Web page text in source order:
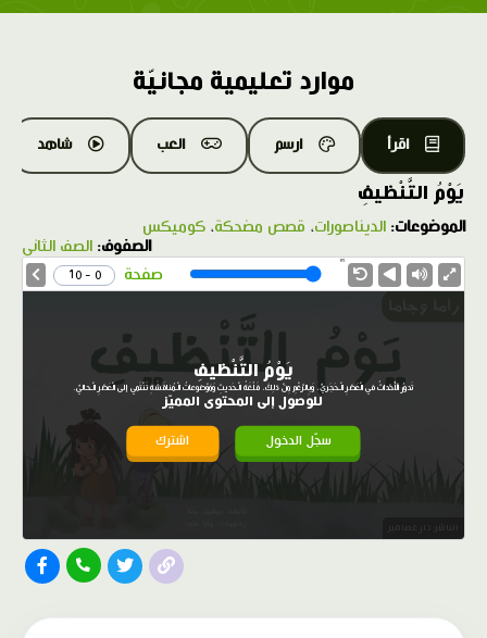
موارد تعليمية مجانيّة
اقرأ ارسم العب شاهد
يَوْمُ التَّنْظيفِ
الموضوعات: الديناصورات، قصص مضحكة، كوميكس
الصفوف: الصف الثاني
صفحة 0 - 10
يَوْمُ التَّنْظيفِ
تَدورُ الْأَحْداثُ في الْعَصْرِ الْـحَجَريِّ، وَبِالرَّغْمِ مِنْ ذلِكَ، فَلُغَةُ الْـحَديثِ وَمَوْضوعاتُ الْـمُناقَشَةِ تَنْتَمي إلى الْعَصْرِ الْـحاليِّ.
للوصول إلى المحتوى المميّز
سجّل الدخول اشترك